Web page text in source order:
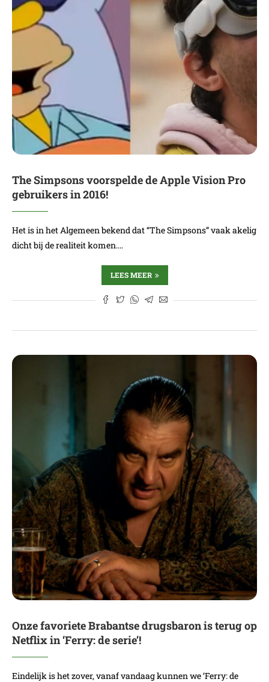
The Simpsons voorspelde de Apple Vision Pro
gebruikers in 2016!
Het is in het Algemeen bekend dat “The Simpsons” vaak akelig
dicht bij de realiteit komen.…
LEES MEER
Onze favoriete Brabantse drugsbaron is terug op
Netflix in ‘Ferry: de serie’!
Eindelijk is het zover, vanaf vandaag kunnen we ‘Ferry: de